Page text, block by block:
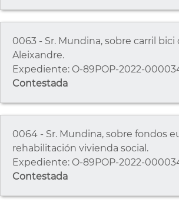
0063 - Sr. Mundina, sobre carril bici
Aleixandre.
Expediente: O-89POP-2022-
Contestada
0064 - Sr. Mundina, sobre fondos
rehabilitación vivienda social.
Expediente: O-89POP-2022-
Contestada